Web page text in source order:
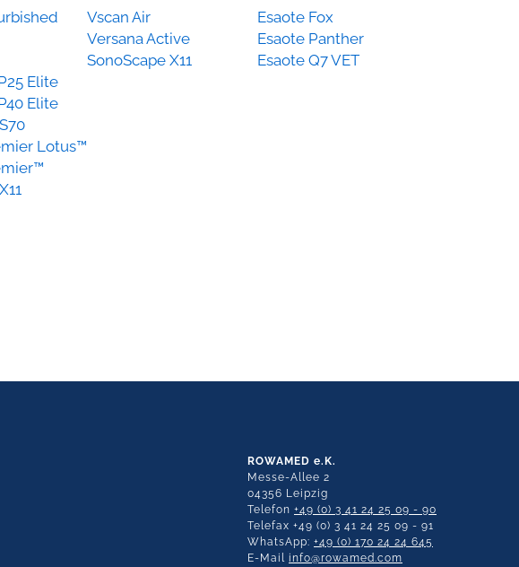
Elite
Elite
Lotus™
Vscan Air
Versana Active
SonoScape X11
Esaote Fox
Esaote Panther
Esaote Q7 VET
ROWAMED e.K.
Messe-Allee 2
04356 Leipzig
Telefon +49 (0) 3 41 24 25 09 - 90
Telefax +49 (0) 3 41 24 25 09 - 91
WhatsApp: +49 (0) 170 24 24 645
E-Mail info@rowamed.com